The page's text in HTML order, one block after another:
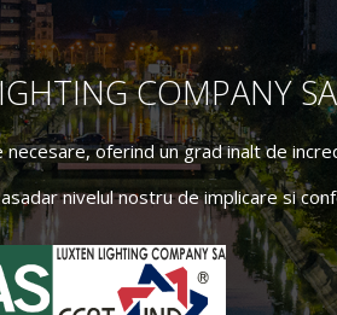
COMPANY SA
oferind un grad inalt de
nivelul nostru de implicare si